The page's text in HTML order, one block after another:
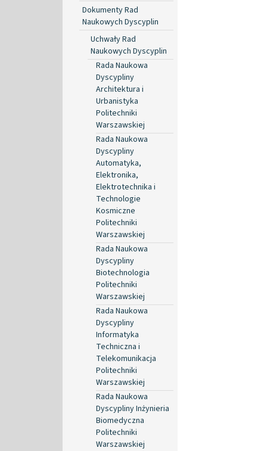
Dokumenty Rad
Naukowych Dyscyplin
Uchwały Rad
Naukowych Dyscyplin
Rada Naukowa
Dyscypliny
Architektura i
Urbanistyka
Politechniki
Warszawskiej
Rada Naukowa
Dyscypliny
Automatyka,
Elektronika,
Elektrotechnika i
Technologie
Kosmiczne
Politechniki
Warszawskiej
Rada Naukowa
Dyscypliny
Biotechnologia
Politechniki
Warszawskiej
Rada Naukowa
Dyscypliny
Informatyka
Techniczna i
Telekomunikacja
Politechniki
Warszawskiej
Rada Naukowa
Dyscypliny Inżynieria
Biomedyczna
Politechniki
Warszawskiej